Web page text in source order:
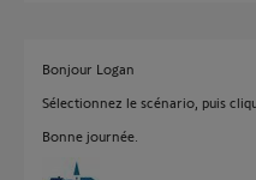
Bonjour Logan
Sélectionnez le scénario, puis
Bonne journée.